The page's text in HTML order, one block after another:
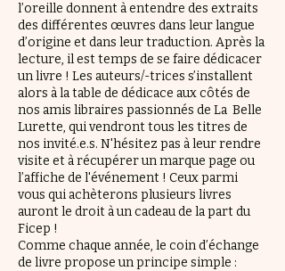
l’oreille donnent à entendre des extraits
des différentes œuvres dans leur langue
d’origine et dans leur traduction. Après la
lecture, il est temps de se faire dédicacer
un livre ! Les auteurs/-trices s’installent
alors à la table de dédicace aux côtés de
nos amis libraires passionnés de La Belle
Lurette, qui vendront tous les titres de
nos invité.e.s. N'hésitez pas à leur rendre
visite et à récupérer un marque page ou
l’affiche de l'événement ! Ceux parmi
vous qui achèterons plusieurs livres
auront le droit à un cadeau de la part du
Ficep !
Comme chaque année, le coin d’échange
de livre propose un principe simple :